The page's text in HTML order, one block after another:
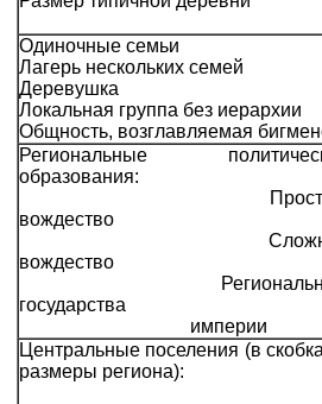
Одиночные семьи
Лагерь нескольких семей
Деревушка
Локальная группа без иерархии
Общность, возглавляемая
Региональные
образования:
вождество
вождество
государства
империи
Центральные поселения (в
размеры региона):